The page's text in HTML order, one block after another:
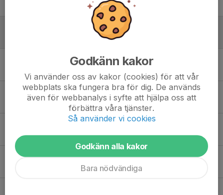
0
Nya datum Dukes Tourney 1-2 augusti
Halloween cup i Halmstad 2 nov
Spelschema och information Dukes Tourney
27 jul 2025 0
U11 tillsammans med Borås och andra klubbar
17 maj 2025 0
Torsdags träningen inställd! (13/6) u11/u13
0
Godkänn kakor
Vi använder oss av kakor (cookies) för att vår
webbplats ska fungera bra för dig. De används
även för webbanalys i syfte att hjälpa oss att
förbättra våra tjänster.
Så använder vi cookies
Godkänn alla kakor
Bara nödvändiga